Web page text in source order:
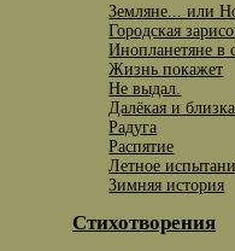
Земляне... или
Городская
Инопланетяне в
Жизнь покажет
Не выдал.
Далёкая и
Радуга
Распятие
Летное
Зимняя история
Стихотворения